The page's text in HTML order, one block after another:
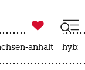

taz zahl ich
anhalt